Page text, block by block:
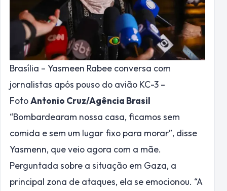
Brasília – Yasmeen Rabee conversa com
jornalistas após pouso do avião KC-3 –
FotoAntonio Cruz/Agência Brasil
“Bombardearam nossa casa, ficamos sem
comida e sem um lugar fixo para morar”, disse
Yasmenn, que veio agora com a mãe.
Perguntada sobre a situação em Gaza, a
principal zona de ataques, ela se emocionou. “A